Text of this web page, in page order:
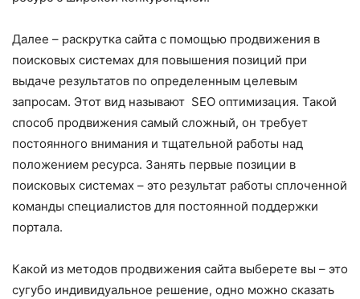
Далее – раскрутка сайта с помощью продвижения в
поисковых системах для повышения позиций при
выдаче результатов по определенным целевым
запросам. Этот вид называют SEO оптимизация. Такой
способ продвижения самый сложный, он требует
постоянного внимания и тщательной работы над
положением ресурса. Занять первые позиции в
поисковых системах – это результат работы сплоченной
команды специалистов для постоянной поддержки
портала.
Какой из методов продвижения сайта выберете вы – это
сугубо индивидуальное решение, одно можно сказать